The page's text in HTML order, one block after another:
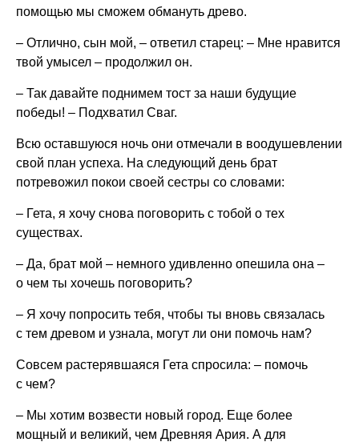
помощью мы сможем обмануть древо.
– Отлично, сын мой, – ответил старец: – Мне нравится
твой умысел – продолжил он.
– Так давайте поднимем тост за наши будущие
победы! – Подхватил Сваг.
Всю оставшуюся ночь они отмечали в воодушевлении
свой план успеха. На следующий день брат
потревожил покои своей сестры со словами:
– Гета, я хочу снова поговорить с тобой о тех
существах.
– Да, брат мой – немного удивленно опешила она –
о чем ты хочешь поговорить?
– Я хочу попросить тебя, чтобы ты вновь связалась
с тем древом и узнала, могут ли они помочь нам?
Совсем растерявшаяся Гета спросила: – помочь
с чем?
– Мы хотим возвести новый город. Еще более
мощный и великий, чем Древняя Ария. А для